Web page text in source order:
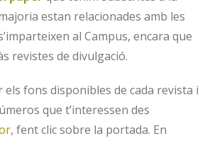
estan relacionades amb les
al Campus, encara que
revistes de divulgació.
els fons disponibles de cada revista i
que t’interessen des
, fent clic sobre la portada. En